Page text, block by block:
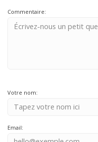
Commentaire:
Votre nom:
Email: